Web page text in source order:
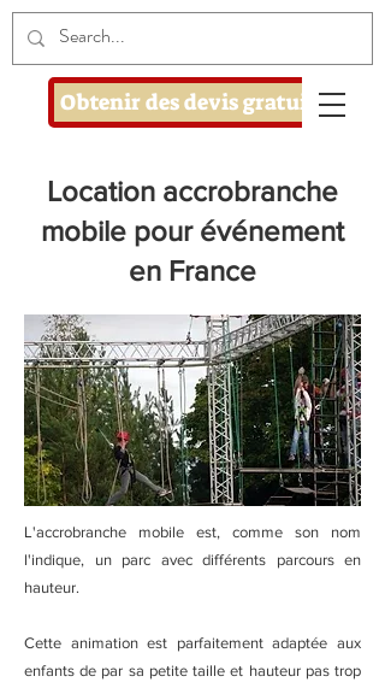
Obtenir des devis gratuits
Location accrobranche
mobile pour événement
en France
L'accrobranche mobile est, comme son nom
l'indique, un parc avec différents parcours en
hauteur.
Cette animation est parfaitement adaptée aux
enfants de par sa petite taille et hauteur pas trop